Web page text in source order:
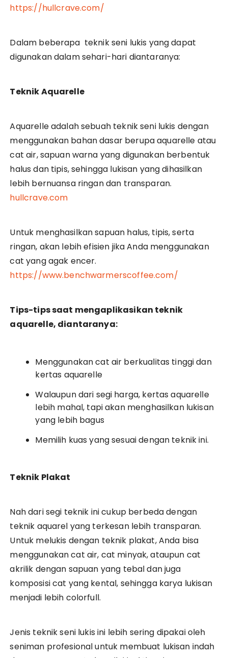
https://hullcrave.com/
Dalam beberapa teknik seni lukis yang dapat
digunakan dalam sehari-hari diantaranya:
Teknik Aquarelle
Aquarelle adalah sebuah teknik seni lukis dengan
menggunakan bahan dasar berupa aquarelle atau
cat air, sapuan warna yang digunakan berbentuk
halus dan tipis, sehingga lukisan yang dihasilkan
lebih bernuansa ringan dan transparan.
hullcrave.com
Untuk menghasilkan sapuan halus, tipis, serta
ringan, akan lebih efisien jika Anda menggunakan
cat yang agak encer.
https://www.benchwarmerscoffee.com/
Tips-tips saat mengaplikasikan teknik
aquarelle, diantaranya:
Menggunakan cat air berkualitas tinggi dan
kertas aquarelle
Walaupun dari segi harga, kertas aquarelle
lebih mahal, tapi akan menghasilkan lukisan
yang lebih bagus
Memilih kuas yang sesuai dengan teknik ini.
Teknik Plakat
Nah dari segi teknik ini cukup berbeda dengan
teknik aquarel yang terkesan lebih transparan.
Untuk melukis dengan teknik plakat, Anda bisa
menggunakan cat air, cat minyak, ataupun cat
akrilik dengan sapuan yang tebal dan juga
komposisi cat yang kental, sehingga karya lukisan
menjadi lebih colorfull.
Jenis teknik seni lukis ini lebih sering dipakai oleh
seniman profesional untuk membuat lukisan indah